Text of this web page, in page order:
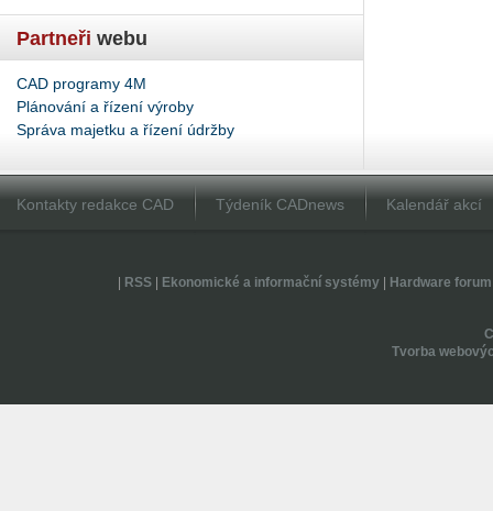
Partneři webu
CAD programy 4M
Plánování a řízení výroby
Správa majetku a řízení údržby
Kontakty redakce CAD Týdeník CADnews Kalendář akcí
RSS| Ekonomické a informační systémy| Hardware forum
Tvorba